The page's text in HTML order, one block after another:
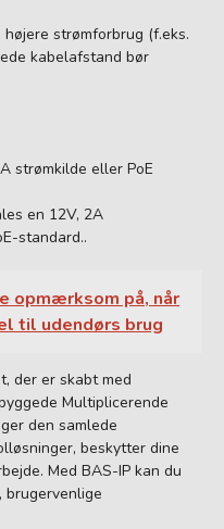
strømforbrug (f.eks.
kabelafstand bør
strømkilde eller PoE
en 12V, 2A
standard..
opmærksom på, når
til udendørs brug
der er skabt med
Multiplicerende
den samlede
beskytter dine
Med BAS-IP kan du